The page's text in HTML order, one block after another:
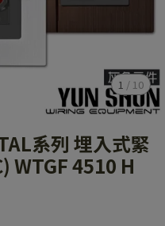
1 / 10
系列 埋入式緊
WTGF 4510 H